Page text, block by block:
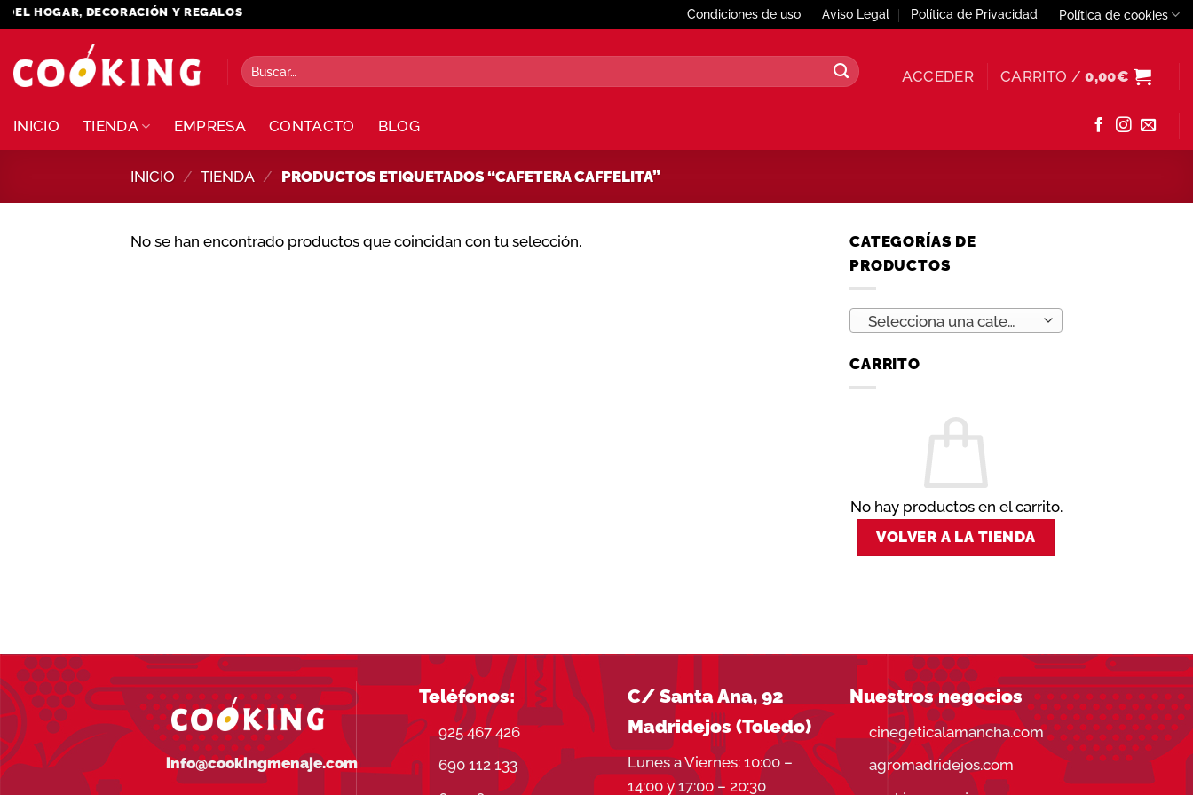
Saltar
al
contenido
HOGAR, DECORACIÓN Y REGALOS Condiciones de uso Aviso Legal Política de Privacidad Política de cookies
Buscar
por:
ACCEDER CARRITO /0,00€
INICIO TIENDA EMPRESA CONTACTO BLOG
INICIO / TIENDA / PRODUCTOS ETIQUETADOS “CAFETERA CAFFELITA”
No se han encontrado productos que coincidan con tu selección.
CATEGORÍAS DE
PRODUCTOS
Selecciona una categoría
CARRITO
No hay productos en el carrito.
VOLVER A LA TIENDA
info@cookingmenaje.com
Teléfonos:
925 467 426
690 112 133
C/ Santa Ana, 92
Madridejos (Toledo)
Lunes a Viernes: 10:00 –
14:00 y 17:00 – 20:30
Nuestros negocios
cinegeticalamancha.com
agromadridejos.com